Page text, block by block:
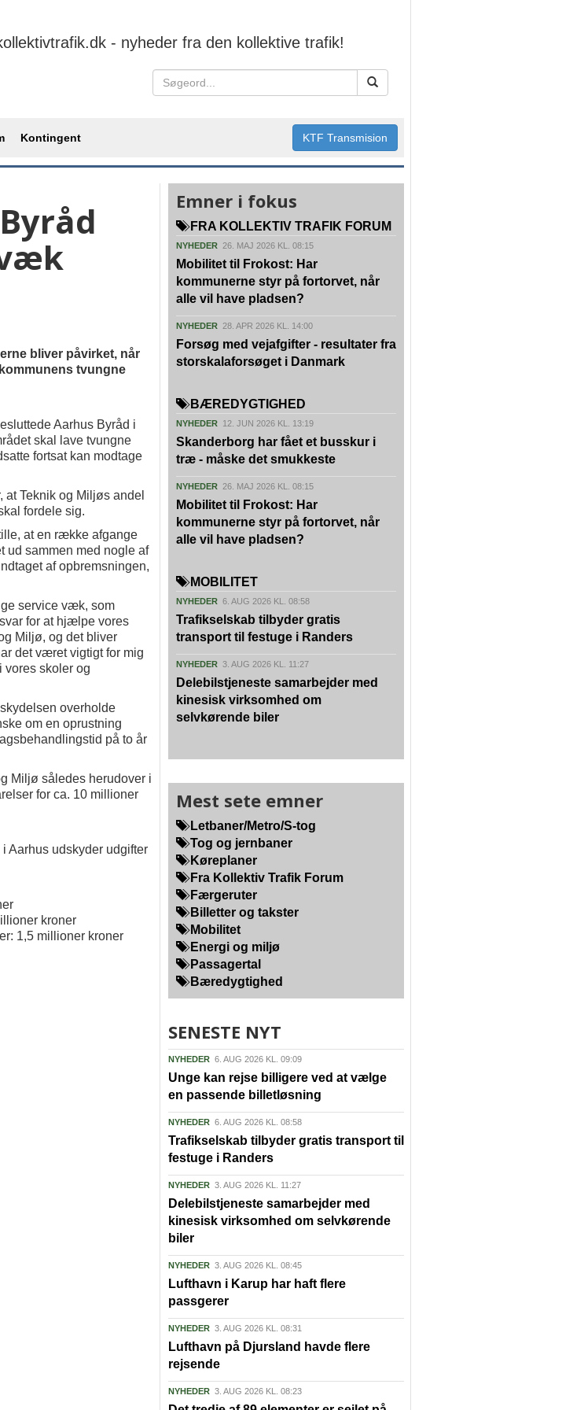
- nyheder fra den kollektive trafik!
Kontingent KTF Transmision
Byråd
bliver påvirket, når
tvungne
Aarhus Byråd i
skal lave tvungne
fortsat kan modtage
Teknik og Miljøs andel
fordele sig.
at en række afgange
ud sammen med nogle af
af opbremsningen,
service væk, som
for at hjælpe vores
Miljø, og det bliver
det været vigtigt for mig
vores skoler og
overholde
om en oprustning
på to år
Miljø således herudover i
for ca. 10 millioner
Aarhus udskyder udgifter
kroner
1,5 millioner kroner
Emner i fokus
FRA KOLLEKTIV TRAFIK FORUM
NYHEDER 26. MAJ 2026 KL. 08:15
Mobilitet til Frokost: Har
kommunerne styr på fortorvet, når
alle vil have pladsen?
NYHEDER 28. APR 2026 KL. 14:00
Forsøg med vejafgifter - resultater fra
storskalaforsøget i Danmark
BÆREDYGTIGHED
NYHEDER 12. JUN 2026 KL. 13:19
Skanderborg har fået et busskur i
træ - måske det smukkeste
NYHEDER 26. MAJ 2026 KL. 08:15
Mobilitet til Frokost: Har
kommunerne styr på fortorvet, når
alle vil have pladsen?
MOBILITET
NYHEDER 6. AUG 2026 KL. 08:58
Trafikselskab tilbyder gratis
transport til festuge i Randers
NYHEDER 3. AUG 2026 KL. 11:27
Delebilstjeneste samarbejder med
kinesisk virksomhed om
selvkørende biler
Mest sete emner
Letbaner/Metro/S-tog
Tog og jernbaner
Køreplaner
Fra Kollektiv Trafik Forum
Færgeruter
Billetter og takster
Mobilitet
Energi og miljø
Passagertal
Bæredygtighed
SENESTE NYT
NYHEDER 6. AUG 2026 KL. 09:09
Unge kan rejse billigere ved at vælge
en passende billetløsning
NYHEDER 6. AUG 2026 KL. 08:58
Trafikselskab tilbyder gratis transport til
festuge i Randers
NYHEDER 3. AUG 2026 KL. 11:27
Delebilstjeneste samarbejder med
kinesisk virksomhed om selvkørende
biler
NYHEDER 3. AUG 2026 KL. 08:45
Lufthavn i Karup har haft flere
passgerer
NYHEDER 3. AUG 2026 KL. 08:31
Lufthavn på Djursland havde flere
rejsende
NYHEDER 3. AUG 2026 KL. 08:23